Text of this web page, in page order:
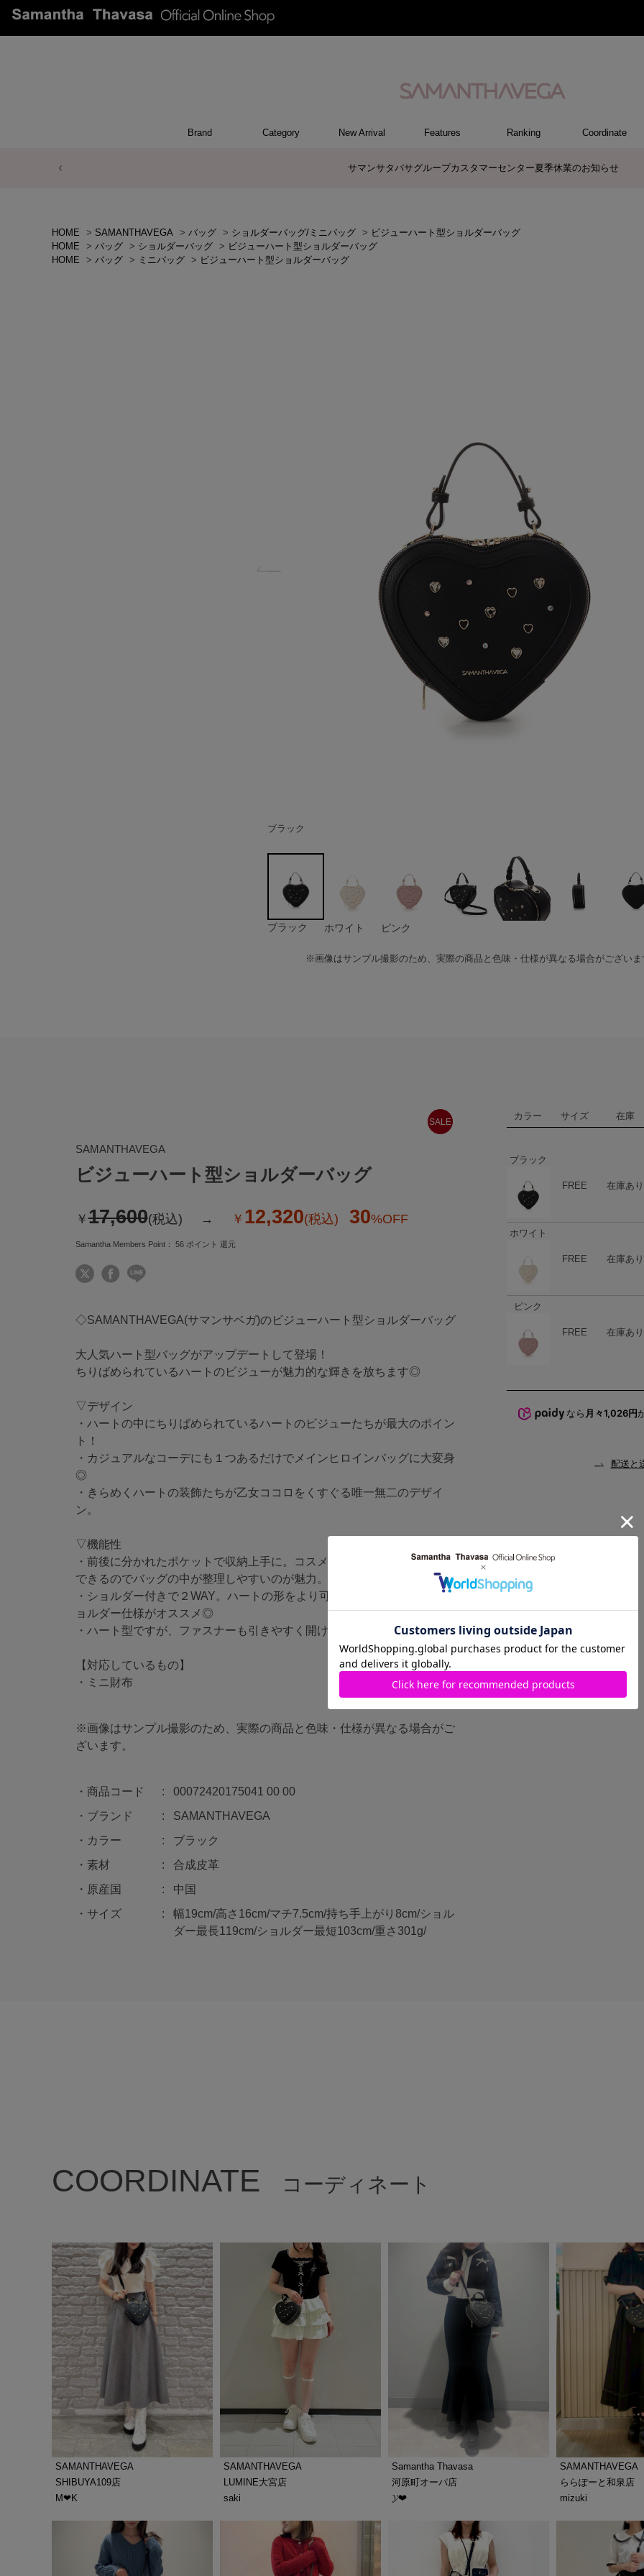
Brand Category
ハンドバッグ
トートバッグ/ブリーフ
ショルダーバッグ/ミニバッグ
ボストンバッグ
リュック/バックパック
バッグその他
パソコンケース/パソコンバッグ
A4対応/通勤通学バッグ
長財布
折財布/ミニ財布
コインケース/マルチケース
財布・小物その他
ポーチ
カードケース/名刺入れ
キーケース
パスケース
モバイルグッズ
ケース/ポーチその他
ファスナートップチャーム
バッグチャーム
チャームその他
リング
ネックレス
ピアス
イヤリング
ブレスレット/バングル
アクセサリーその他
トップス
ボトム
ワンピース
ジャケット/アウター
ファッショングッズ
アパレルその他
ポロシャツ(半袖)
ポロシャツ(長袖)
プルオーバー
パーカー
セーター/ベスト
ワンピース
New Arrival Features Ranking Coordinate
サマンサタバサグループカスタマーセンター夏季休業のお知らせ
HOME > SAMANTHAVEGA > バッグ > ショルダーバッグ/ミニバッグ > ビジューハート型ショルダーバッグ
HOME
> バッグ > ショルダーバッグ > ビジューハート型ショルダーバッグ
HOME
> バッグ > ミニバッグ > ビジューハート型ショルダーバッグ
ブラック
ホワイト
ピンク
ブラック ホワイト ピンク
※画像はサンプル撮影のため、実際の商品と色味・仕様が異なる場合がございま
SALE
SAMANTHAVEGA
ビジューハート型ショルダーバッグ
￥17,600(税込) ￥ 12,320(税込) 30%OFF
Samantha Members Point： 56ポイント 還元
◇SAMANTHAVEGA(サマンサベガ)のビジューハート型ショルダーバッグ
大人気ハート型バッグがアップデートして登場！
ちりばめられているハートのビジューが魅力的な輝きを放ちます◎
▽デザイン
・ハートの中にちりばめられているハートのビジューたちが最大のポイン
ト！
・カジュアルなコーデにも１つあるだけでメインヒロインバッグに大変身
◎
・きらめくハートの装飾たちが乙女ココロをくすぐる唯一無二のデザイ
ン。
▽機能性
・前後に分かれたポケットで収納上手に。コスメや貴重品など分けて収納
できるのでバッグの中が整理しやすいのが魅力。
・ショルダー付きで２WAY。ハートの形をより可愛く綺麗に魅せられるシ
ョルダー仕様がオススメ◎
・ハート型ですが、ファスナーも引きやすく開け閉めのしやすい形です。
【対応しているもの】
・ミニ財布
※画像はサンプル撮影のため、実際の商品と色味・仕様が異なる場合がご
ざいます。
商品コード
00072420175041 00 00
ブランド
SAMANTHAVEGA
カラー
ブラック
素材
合成皮革
原産国
中国
サイズ
幅19cm/高さ16cm/マチ7.5cm/持ち手上がり8cm/ショル
ダー最長119cm/ショルダー最短103cm/重さ301g/
カラー サイズ 在庫
ブラック
FREE 在庫あり
商品在庫
ホワイト
FREE 在庫あり
商品在庫
ピンク
FREE 在庫あり
ハート 商品在庫
なら 月々1,026円
配送と
COORDINATE コーディネート
SAMANTHAVEGA
SHIBUYA109店
M‪‪❤︎‬K
SAMANTHAVEGA
LUMINE大宮店
saki
Samantha Thavasa
河原町オーパ店
𝓨‪‪❤︎‬
SAMANTHAVEGA
ららぽーと和泉店
mizuki